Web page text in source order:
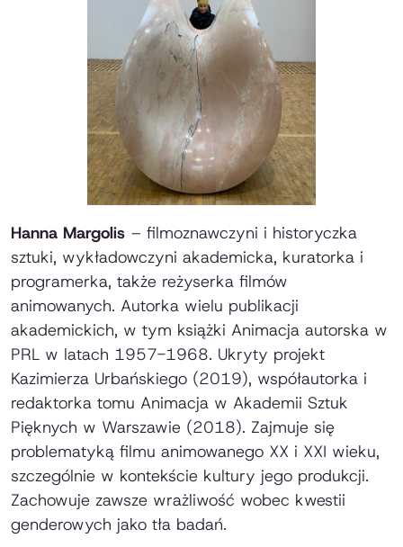
Hanna Margolis – filmoznawczyni i historyczka
sztuki, wykładowczyni akademicka, kuratorka i
programerka, także reżyserka filmów
animowanych. Autorka wielu publikacji
akademickich, w tym książki Animacja autorska w
PRL w latach 1957-1968. Ukryty projekt
Kazimierza Urbańskiego (2019), współautorka i
redaktorka tomu Animacja w Akademii Sztuk
Pięknych w Warszawie (2018). Zajmuje się
problematyką filmu animowanego XX i XXI wieku,
szczególnie w kontekście kultury jego produkcji.
Zachowuje zawsze wrażliwość wobec kwestii
genderowych jako tła badań.